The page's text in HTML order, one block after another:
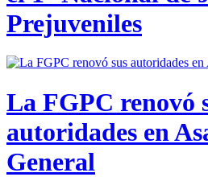
Prejuveniles
La FGPC renovó
autoridades en
General